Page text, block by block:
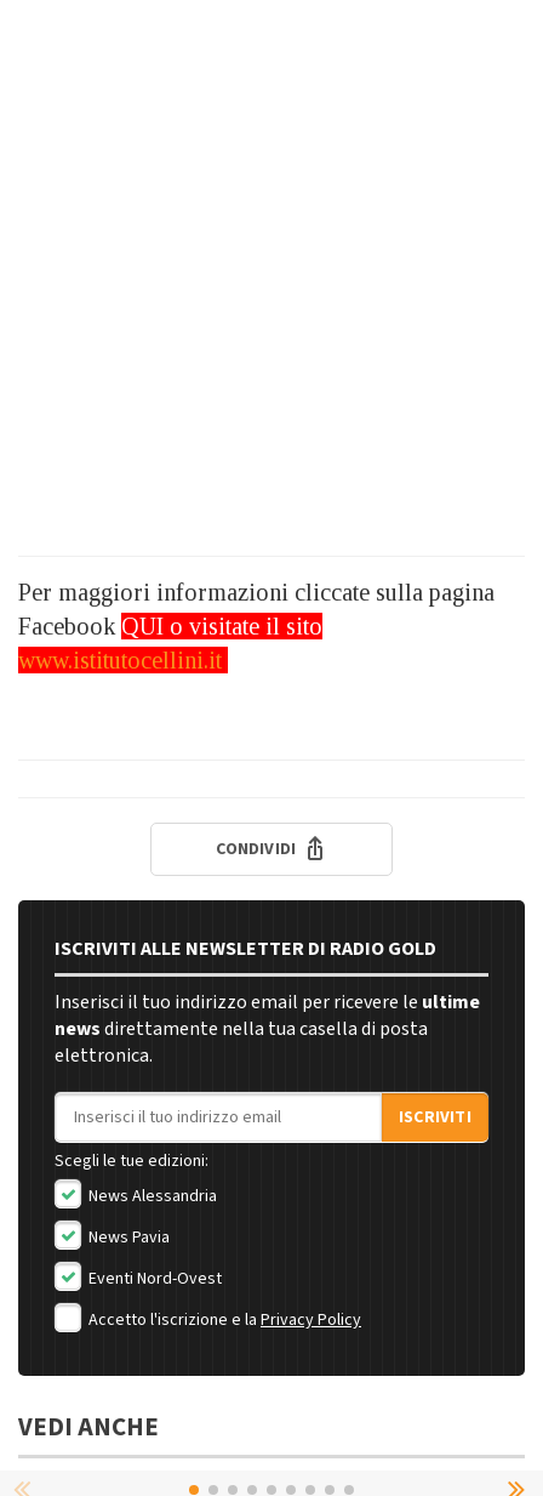
Per maggiori informazioni cliccate sulla pagina
Facebook QUI o visitate il sito
www.istitutocellini.it
CONDIVIDI
ISCRIVITI ALLE NEWSLETTER DI RADIO GOLD
Inserisci il tuo indirizzo email per ricevere le ultime
newsdirettamente nella tua casella di posta
elettronica.
Indirizzo email
ISCRIVITI
Scegli le tue edizioni:
News Alessandria
News Pavia
Eventi Nord-Ovest
Accetto l'iscrizione e la Privacy Policy
VEDI ANCHE